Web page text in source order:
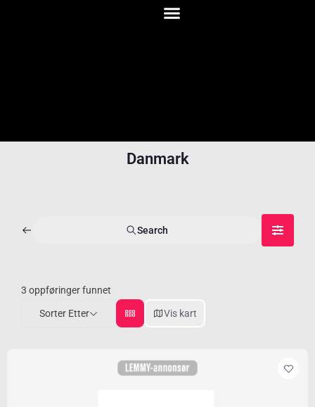
Danmark
Search
3 oppføringer funnet
Sorter Etter Vis kart